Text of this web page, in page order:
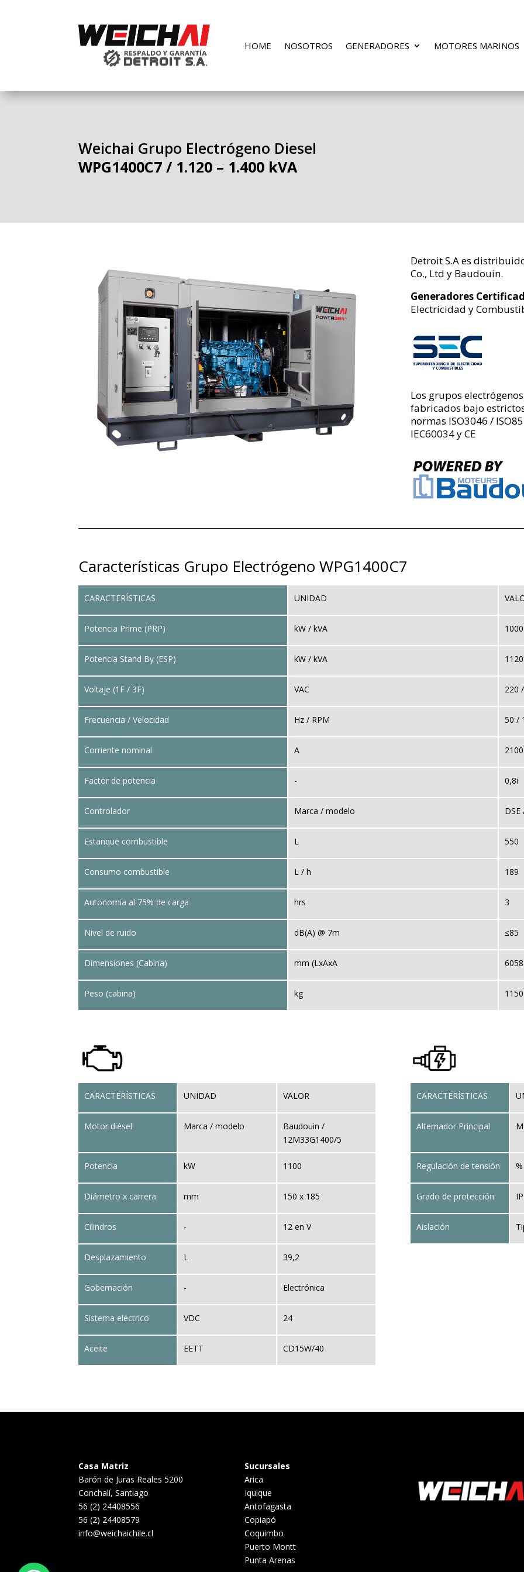
HOME NOSOTROS GENERADORES MOTORES MARINOS
Weichai Grupo Electrógeno Diesel
WPG1400C7 / 1.120 – 1.400 kVA
Detroit S.A es
Co., Ltd y Baudouin.
Generadores
Electricidad y
Los grupos
fabricados bajo
normas ISO3046 /
IEC60034 y CE
Características Grupo Electrógeno WPG1400C7
CARACTERÍSTICAS
Potencia Prime (PRP)
Potencia Stand By (ESP)
Voltaje (1F / 3F)
Frecuencia / Velocidad
Corriente nominal
Factor de potencia
Controlador
Estanque combustible
Consumo combustible
Autonomia al 75% de carga
Nivel de ruido
Dimensiones (Cabina)
Peso (cabina)
UNIDAD
kW / kVA
kW / kVA
VAC
Hz / RPM
A
-
Marca / modelo
L
L / h
hrs
dB(A) @ 7m
mm (LxAxA
kg
220
50 /
2100
0,8i
DSE
550
189
3
≤85
CARACTERÍSTICAS
Motor diésel
Potencia
Diámetro x carrera
Cilindros
Desplazamiento
Gobernación
Sistema eléctrico
Aceite
UNIDAD
Marca / modelo
kW
mm
-
L
-
VDC
EETT
VALOR
Baudouin /
12M33G1400/5
1100
150 x 185
12 en V
39,2
Electrónica
24
CD15W/40
CARACTERÍSTICAS
Alternador Principal
Regulación de tensión
Grado de protección
Aislación
%
IP
Casa Matriz
Barón de Juras Reales 5200
Conchalí, Santiago
56 (2) 24408556
56 (2) 24408579
info@weichaichile.cl
Sucursales
Arica
Iquique
Antofagasta
Copiapó
Coquimbo
Puerto Montt
Punta Arenas